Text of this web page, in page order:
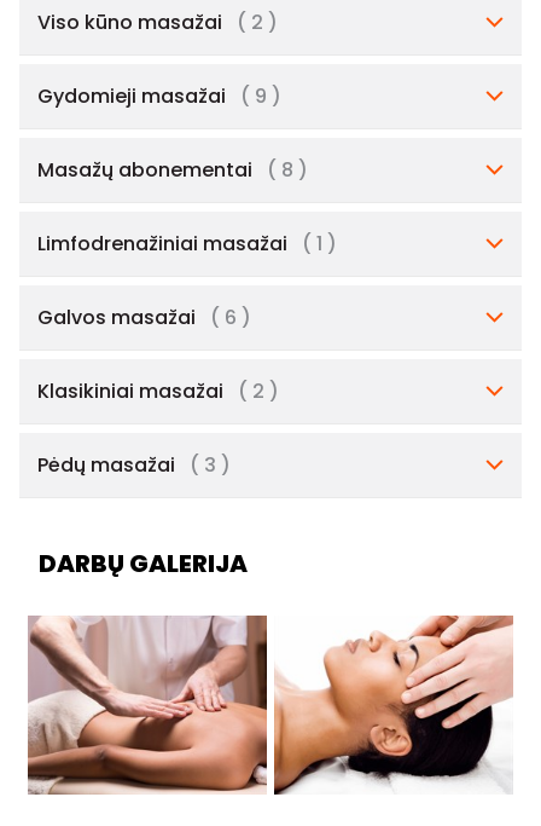
Viso kūno masažai ( 2 )
Gydomieji masažai ( 9 )
Masažų abonementai ( 8 )
Limfodrenažiniai masažai ( 1 )
Galvos masažai ( 6 )
Klasikiniai masažai ( 2 )
Pėdų masažai ( 3 )
DARBŲ GALERIJA